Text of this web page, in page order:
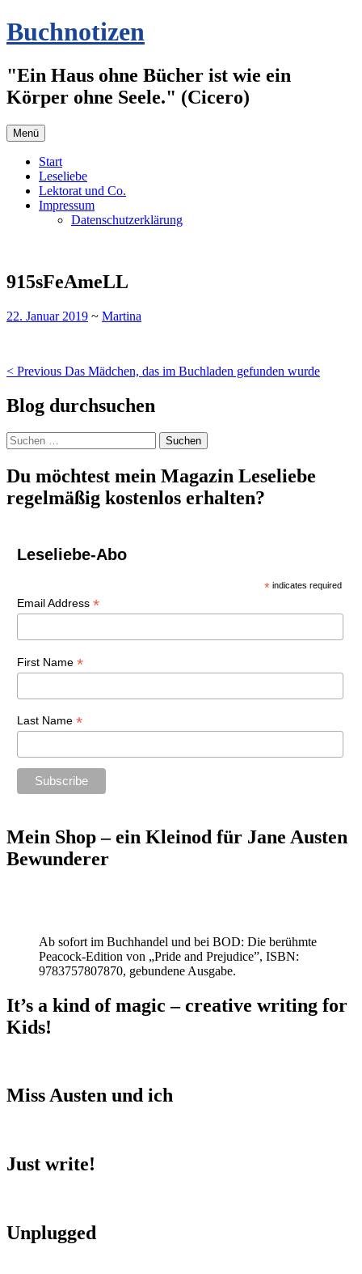
Zum
Inhalt
Buchnotizen
"Ein Haus ohne Bücher ist wie ein
Körper ohne Seele." (Cicero)
Menü
Start
Leseliebe
Lektorat und Co.
Impressum
Datenschutzerklärung
915sFeAmeLL
22. Januar 2019 ~ Martina
Beitragsnavigation
< Previous Das Mädchen, das im Buchladen gefunden wurde
Blog durchsuchen
Suchen
nach:
Du möchtest mein Magazin Leseliebe
regelmäßig kostenlos erhalten?
Leseliebe-Abo
* indicates required
Email Address *
First Name *
Last Name *
Mein Shop – ein Kleinod für Jane Austen
Bewunderer
Ab sofort im Buchhandel und bei BOD: Die berühmte
Peacock-Edition von „Pride and Prejudice”, ISBN:
9783757807870, gebundene Ausgabe.
It’s a kind of magic – creative writing for
Kids!
Miss Austen und ich
Just write!
Unplugged